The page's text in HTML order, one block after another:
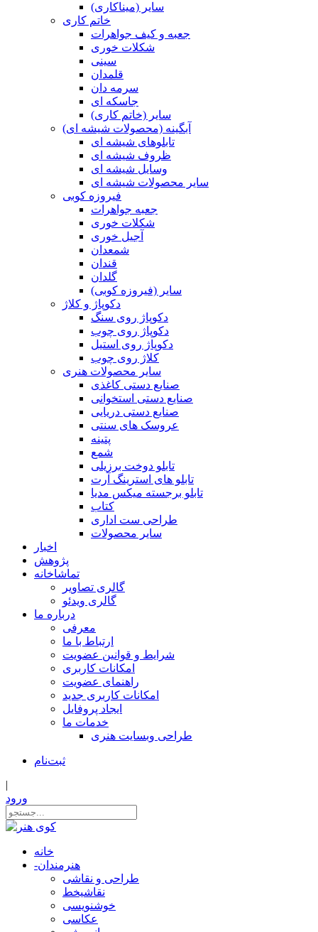
سایر (میناکاری)
خاتم کاری
جعبه و کیف جواهرات
شکلات خوری
سینی
قلمدان
سرمه دان
جاسکه ای
سایر (خاتم کاری)
آبگینه (محصولات شیشه ای)
تابلوهای شیشه ای
ظروف شیشه ای
وسایل شیشه ای
سایر محصولات شیشه ای
فیروزه کوبی
جعبه جواهرات
شکلات خوری
آجیل خوری
شمعدان
قندان
گلدان
سایر (فیروزه کوبی)
دکوپاژ و کلاژ
دکوپاژ روی سنگ
دکوپاژ روی چوب
دکوپاژ روی استیل
کلاژ روی چوب
سایر محصولات هنری
صنایع دستی کاغذی
صنایع دستی استخوانی
صنایع دستی دریایی
عروسک های سنتی
پتینه
شمع
تابلو دوخت برزیلی
تابلو های استرینگ آرت
تابلو برجسته میکس مدیا
کتاب
طراحی ست اداری
سایر محصولات
اخبار
پژوهش
تماشاخانه
گالری تصاویر
گالری ویدئو
درباره ما
معرفی
ارتباط با ما
شرایط و قوانین عضویت
امکانات کاربری
راهنمای عضویت
امکانات کاربری جدید
ایجاد پروفایل
خدمات ما
طراحی وبسایت هنری
ثبت‌نام
|
ورود
خانه
-هنرمندان
طراحی و نقاشی
نقاشیخط
خوشنویسی
عکاسی